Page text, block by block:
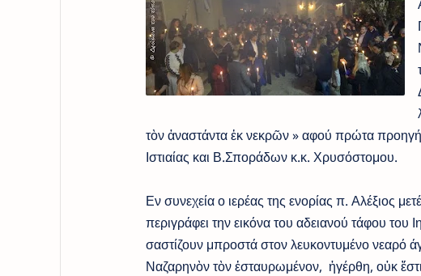
τὸν ἀναστάντα ἐκ νεκρῶν » αφού πρώτα
Ιστιαίας και Β.Σποράδων κ.κ. Χρυσόστομου.
Εν συνεχεία ο ιερέας της ενορίας π. Αλέξιος
περιγράφει την εικόνα του αδειανού τάφου
σαστίζουν μπροστά στον λευκοντυμένο νεαρό
Ναζαρηνὸν τὸν ἐσταυρωμένον, ἠγέρθη, οὐκ